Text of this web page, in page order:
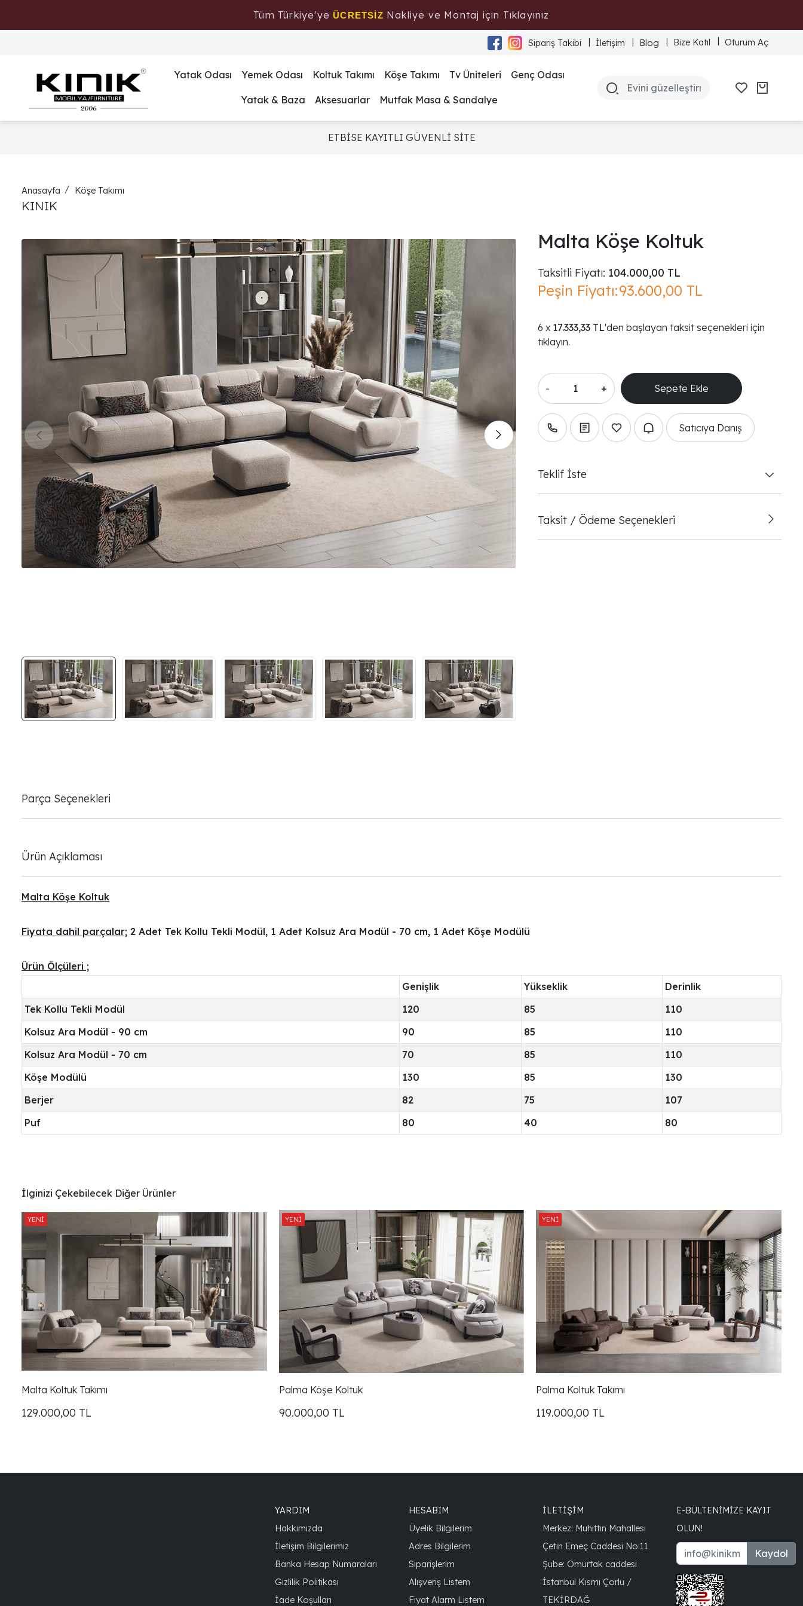
Tüm Türkiye'ye ÜCRETSİZ Nakliye ve Montaj için Tıklayınız
Sipariş Takibi İletişim Blog Bize Katıl Oturum Aç
Yatak Odası Yemek Odası Koltuk Takımı Köşe Takımı Tv Üniteleri Genç Odası
Yatak & Baza Aksesuarlar Mutfak Masa & Sandalye
ETBİSE KAYITLI GÜVENLİ SİTE
Anasayfa Köşe Takımı
KINIK
Malta Köşe Koltuk
Taksitli Fiyatı: 104.000,00 TL
Peşin Fiyatı:93.600,00 TL
17.333,33 TL'den başlayan taksit seçenekleri için
tıklayın.
- +
Satıcıya Danış
Teklif İste
Taksit / Ödeme Seçenekleri
Parça Seçenekleri
Ürün Açıklaması
Malta Köşe Koltuk
Fiyata dahil parçalar; 2 Adet Tek Kollu Tekli Modül, 1 Adet Kolsuz Ara Modül - 70 cm, 1 Adet Köşe Modülü
Ürün Ölçüleri ;
Genişlik
Yükseklik
Derinlik
Tek Kollu Tekli Modül
120 85
110
Kolsuz Ara Modül - 90 cm
90 85
110
Kolsuz Ara Modül - 70 cm
70 85
110
Köşe Modülü
130 85
130
Berjer
82 75
107
Puf
80 40 80
İlginizi Çekebilecek Diğer Ürünler
Malta Koltuk Takımı
129.000,00 TL
Palma Köşe Koltuk
90.000,00 TL
Palma Koltuk Takımı
119.000,00 TL
YARDIM
Hakkımızda
İletişim Bilgilerimiz
Banka Hesap Numaraları
Gizlilik Politikası
İade Koşulları
HESABIM
Üyelik Bilgilerim
Adres Bilgilerim
Siparişlerim
Alışveriş Listem
Fiyat Alarm Listem
İLETİŞİM
Merkez: Muhittin Mahallesi
Çetin Emeç Caddesi No:11
Şube: Omurtak caddesi
İstanbul Kısmı Çorlu /
TEKİRDAĞ
E-BÜLTENIMIZE KAYIT
OLUN!
Kaydol